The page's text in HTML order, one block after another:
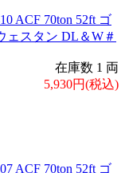
ACF 70ton 52ft ゴ
ェスタン DL＆W＃
在庫数 1 両
5,930円(税込)
ACF 70ton 52ft ゴ